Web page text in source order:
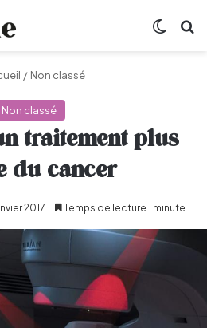
/ Non classé
Non classé
traitement plus
du cancer
2017 Temps de lecture 1 minute